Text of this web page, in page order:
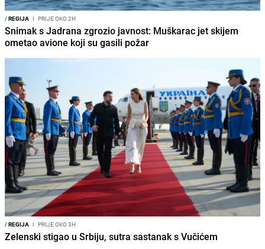
/REGIJA I PRIJE OKO 2H
Snimak s Jadrana zgrozio javnost: Muškarac jet skijem
ometao avione koji su gasili požar
/REGIJA I PRIJE OKO 3H
Zelenski stigao u Srbiju, sutra sastanak s Vučićem